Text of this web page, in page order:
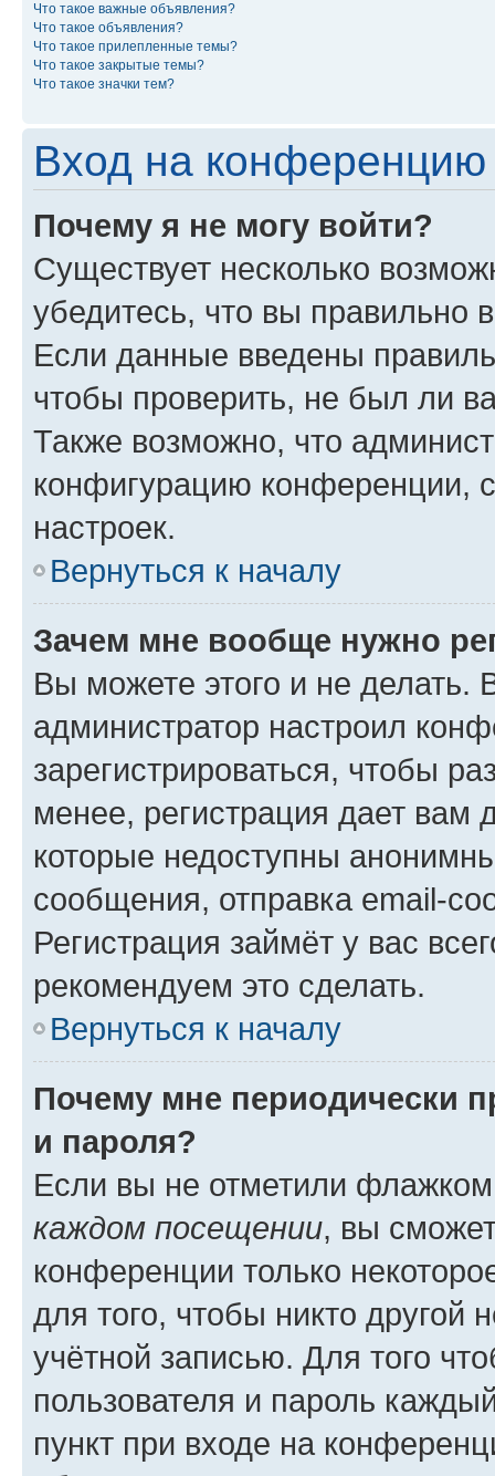
Что такое важные объявления?
Что такое объявления?
Что такое прилепленные темы?
Что такое закрытые темы?
Что такое значки тем?
Вход на конференцию
Почему я не могу войти?
Существует несколько
убедитесь, что вы правильно
Если данные введены
чтобы проверить, не был ли
Также возможно, что
конфигурацию конференции,
настроек.
Вернуться к началу
Зачем мне вообще нужно
Вы можете этого и не делать.
администратор настроил
зарегистрироваться, чтобы
менее, регистрация дает вам
которые недоступны
сообщения, отправка email-
Регистрация займёт у вас
рекомендуем это сделать.
Вернуться к началу
Почему мне периодически
и пароля?
Если вы не отметили
каждом посещении, вы
конференции только
для того, чтобы никто другой
учётной записью. Для того
пользователя и пароль
пункт при входе на